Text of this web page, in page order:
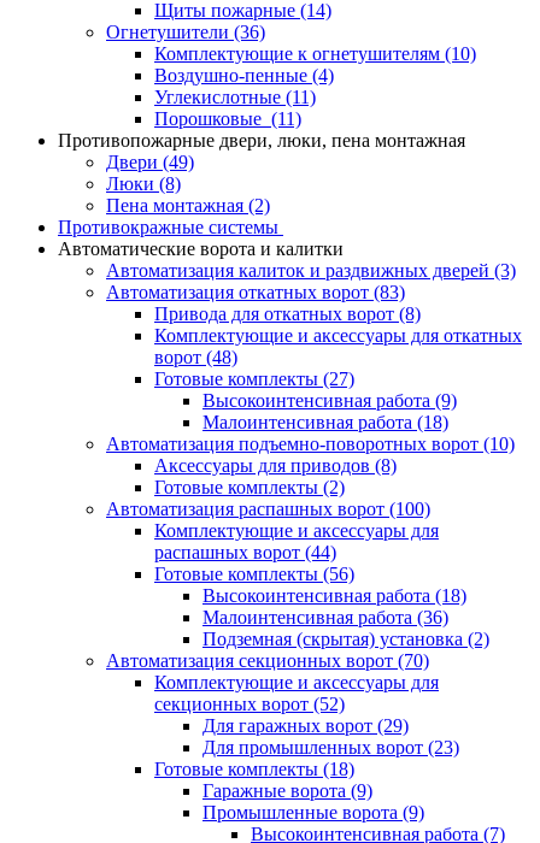
Щиты пожарные (14)
Огнетушители (36)
Комплектующие к огнетушителям (10)
Воздушно-пенные (4)
Углекислотные (11)
Порошковые (11)
Противопожарные двери, люки, пена монтажная
Двери (49)
Люки (8)
Пена монтажная (2)
Противокражные системы
Автоматические ворота и калитки
Автоматизация калиток и раздвижных дверей (3)
Автоматизация откатных ворот (83)
Привода для откатных ворот (8)
Комплектующие и аксессуары для откатных
ворот (48)
Готовые комплекты (27)
Высокоинтенсивная работа (9)
Малоинтенсивная работа (18)
Автоматизация подъемно-поворотных ворот (10)
Аксессуары для приводов (8)
Готовые комплекты (2)
Автоматизация распашных ворот (100)
Комплектующие и аксессуары для
распашных ворот (44)
Готовые комплекты (56)
Высокоинтенсивная работа (18)
Малоинтенсивная работа (36)
Подземная (скрытая) установка (2)
Автоматизация секционных ворот (70)
Комплектующие и аксессуары для
секционных ворот (52)
Для гаражных ворот (29)
Для промышленных ворот (23)
Готовые комплекты (18)
Гаражные ворота (9)
Промышленные ворота (9)
Высокоинтенсивная работа (7)